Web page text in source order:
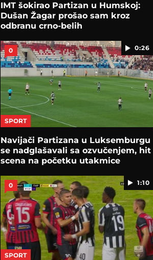
IMT šokirao Partizan u Humskoj:
Dušan Žagar prošao sam kroz
odbranu crno-belih
0:26
0
SPORT
Navijači Partizana u Luksemburgu
se nadglašavali sa ozvučenjem, hit
scena na početku utakmice
1:10
0
SPORT